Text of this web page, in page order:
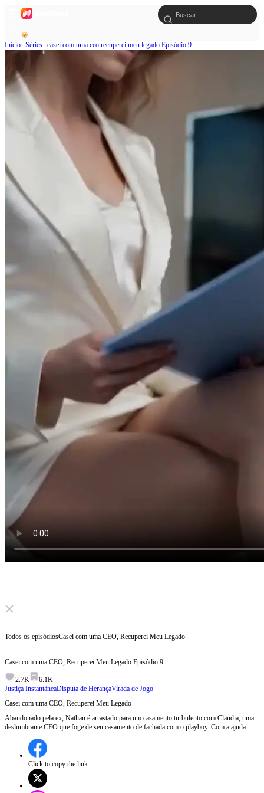
Início Séries casei com uma ceo recuperei meu legado Episódio 9
Click to unmute
Todos os episódiosCasei com uma CEO, Recuperei Meu Legado
Casei com uma CEO, Recuperei Meu Legado Episódio 9
2.7K
6.1K
Justiça InstantâneaDisputa de HerançaVirada de Jogo
Casei com uma CEO, Recuperei Meu Legado
Abandonado pela ex, Nathan é arrastado para um casamento turbulento com Claudia, uma
deslumbrante CEO que foge de seu casamento de fachada com o playboy. Com a ajuda
Envolvido em uma guerra pela herança, Nathan choca o mundo como Cipher, um gênio da
inteligência artificial — e descobre seu passado roubado.
Click to copy the link